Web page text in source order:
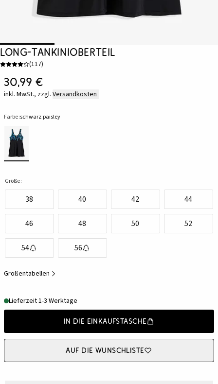
Long-Tankinioberteil
(117)
30,99 €
inkl. MwSt., zzgl. Versandkosten
Farbe:schwarz paisley
Größe:
38 40 42 44
46 48 50 52
54 56
Größentabellen
Lieferzeit 1-3 Werktage
In die Einkaufstasche
Auf die Wunschliste